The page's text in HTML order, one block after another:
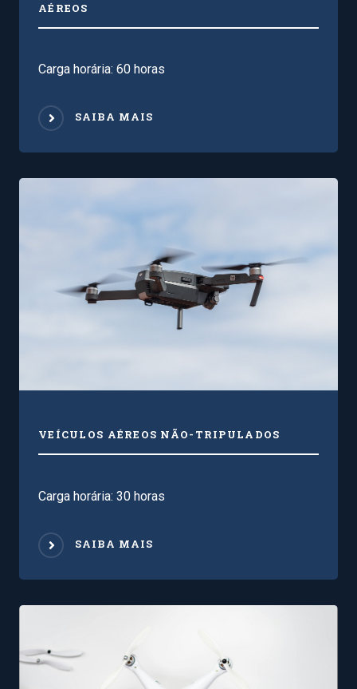
AÉREOS
Carga horária: 60 horas
SAIBA MAIS
VEÍCULOS AÉREOS NÃO-TRIPULADOS
Carga horária: 30 horas
SAIBA MAIS